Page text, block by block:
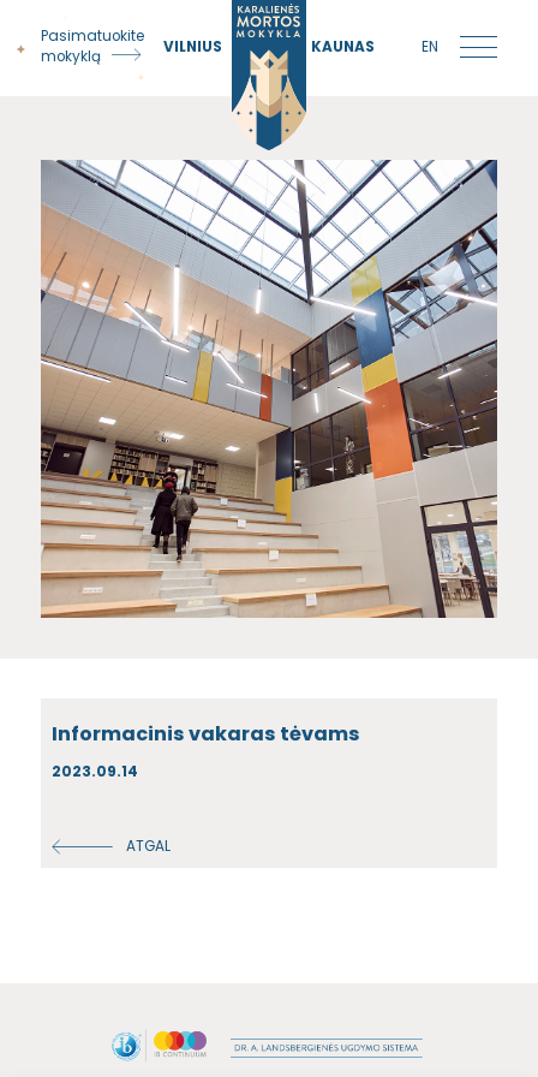
Pasimatuokite
mokyklą
VILNIUS KAUNAS EN
Informacinis vakaras tėvams
2023.09.14
ATGAL